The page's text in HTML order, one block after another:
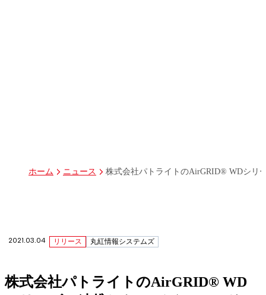
ホーム ニュース 株式会社パトライトのAirGRID® WDシリ
2021.03.04 リリース 丸紅情報システムズ
株式会社パトライトのAirGRID® WD